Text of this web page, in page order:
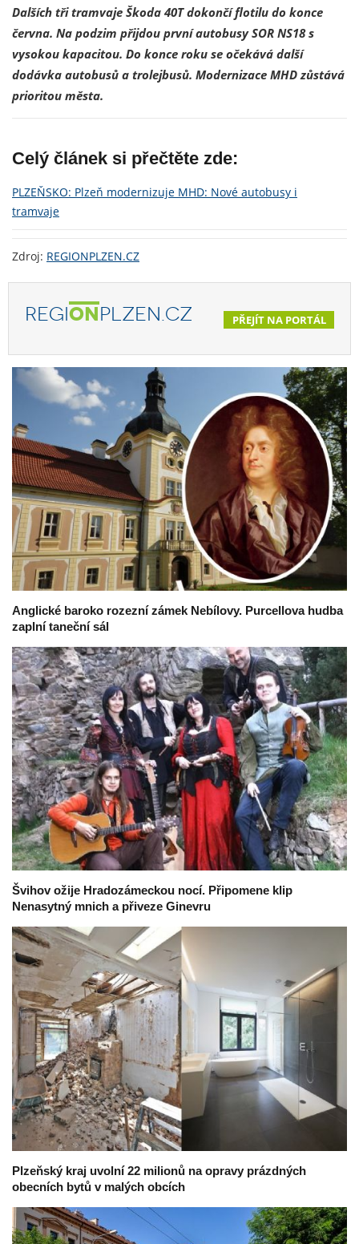
Dalších tři tramvaje Škoda 40T dokončí flotilu do konce
června. Na podzim přijdou první autobusy SOR NS18 s
vysokou kapacitou. Do konce roku se očekává další
dodávka autobusů a trolejbusů. Modernizace MHD zůstává
prioritou města.
Celý článek si přečtěte zde:
PLZEŇSKO: Plzeň modernizuje MHD: Nové autobusy i
tramvaje
Zdroj: REGIONPLZEN.CZ
REGIONPLZEN.CZ PŘEJÍT NA PORTÁL
Anglické baroko rozezní zámek Nebílovy. Purcellova hudba
zaplní taneční sál
Švihov ožije Hradozámeckou nocí. Připomene klip
Nenasytný mnich a přiveze Ginevru
Plzeňský kraj uvolní 22 milionů na opravy prázdných
obecních bytů v malých obcích